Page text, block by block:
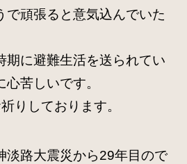
で頑張ると意気込んでいた
期に避難生活を送られてい
苦しいです。
りしております。
淡路大震災から29年目ので